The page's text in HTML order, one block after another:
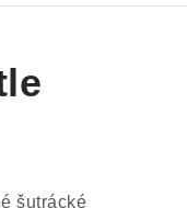
šutrácké